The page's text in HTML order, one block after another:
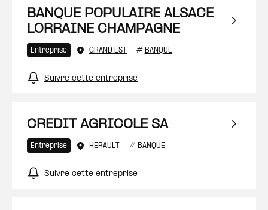
BANQUE POPULAIRE ALSACE
LORRAINE CHAMPAGNE
Entreprise GRAND EST # BANQUE
Suivre cette entreprise
CREDIT AGRICOLE SA
Entreprise HÉRAULT # BANQUE
Suivre cette entreprise